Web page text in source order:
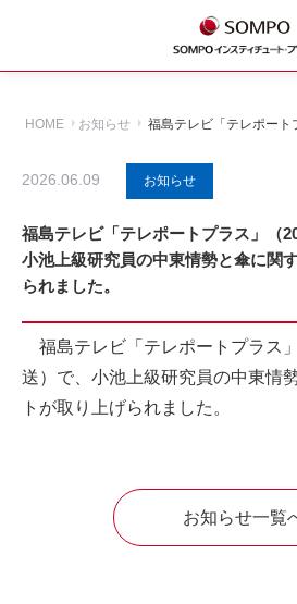
HOME お知らせ 福島テレビ「テレポー
2026.06.09 お知らせ
福島テレビ「テレポートプラス」（
小池上級研究員の中東情勢と傘に関
られました。
福島テレビ「テレポートプラス
送）で、小池上級研究員の中東情
トが取り上げられました。
お知らせ一覧